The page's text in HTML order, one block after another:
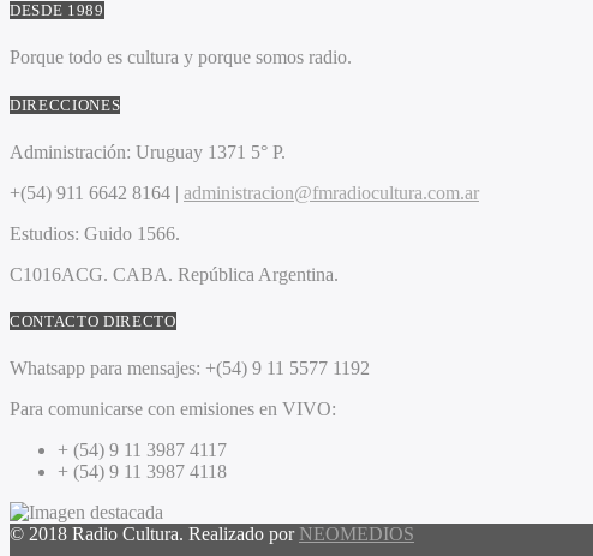
DESDE 1989
Porque todo es cultura y porque somos radio.
DIRECCIONES
Administración: Uruguay 1371 5° P.
+(54) 911 6642 8164 | administracion@fmradiocultura.com.ar
Estudios: Guido 1566.
C1016ACG. CABA. República Argentina.
CONTACTO DIRECTO
Whatsapp para mensajes: +(54) 9 11 5577 1192
Para comunicarse con emisiones en VIVO:
+ (54) 9 11 3987 4117
+ (54) 9 11 3987 4118
© 2018 Radio Cultura. Realizado por NEOMEDIOS